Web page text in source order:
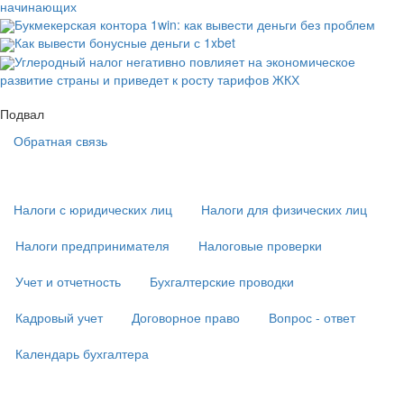
начинающих
Букмекерская контора 1win: как вывести деньги без проблем
Как вывести бонусные деньги с 1xbet
Углеродный налог негативно повлияет на экономическое
развитие страны и приведет к росту тарифов ЖКХ
Подвал
Обратная связь
подвале)
Налоги с юридических лиц
Налоги для физических лиц
Налоги предпринимателя
Налоговые проверки
Учет и отчетность
Бухгалтерские проводки
Кадровый учет
Договорное право
Вопрос - ответ
Календарь бухгалтера